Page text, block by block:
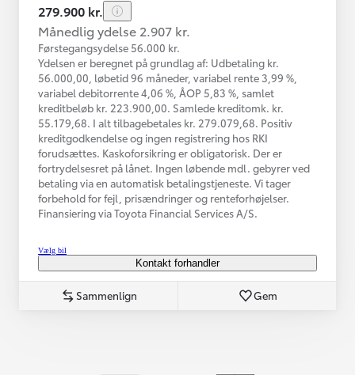
279.900 kr.
Månedlig ydelse 2.907 kr.
Førstegangsydelse 56.000 kr.
Ydelsen er beregnet på grundlag af: Udbetaling kr.
56.000,00, løbetid 96 måneder, variabel rente 3,99 %,
variabel debitorrente 4,06 %, ÅOP 5,83 %, samlet
kreditbeløb kr. 223.900,00. Samlede kreditomk. kr.
55.179,68. I alt tilbagebetales kr. 279.079,68. Positiv
kreditgodkendelse og ingen registrering hos RKI
forudsættes. Kaskoforsikring er obligatorisk. Der er
fortrydelsesret på lånet. Ingen løbende mdl. gebyrer ved
betaling via en automatisk betalingstjeneste. Vi tager
forbehold for fejl, prisændringer og renteforhøjelser.
Finansiering via Toyota Financial Services A/S.
Vælg bil
Kontakt forhandler
Sammenlign Gem